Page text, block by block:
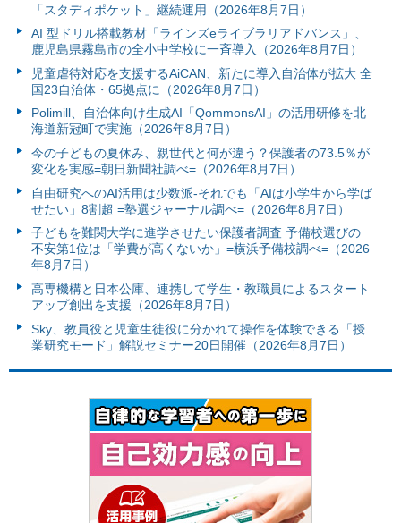
「スタディポケット」継続運用（2026年8月7日）
AI 型ドリル搭載教材「ラインズeライブラリアドバンス」、
鹿児島県霧島市の全小中学校に一斉導入（2026年8月7日）
児童虐待対応を支援するAiCAN、新たに導入自治体が拡大 全
国23自治体・65拠点に（2026年8月7日）
Polimill、自治体向け生成AI「QommonsAI」の活用研修を北
海道新冠町で実施（2026年8月7日）
今の子どもの夏休み、親世代と何が違う？保護者の73.5％が
変化を実感=朝日新聞社調べ=（2026年8月7日）
自由研究へのAI活用は少数派-それでも「AIは小学生から学ば
せたい」8割超 =塾選ジャーナル調べ=（2026年8月7日）
子どもを難関大学に進学させたい保護者調査 予備校選びの
不安第1位は「学費が高くないか」=横浜予備校調べ=（2026
年8月7日）
高専機構と日本公庫、連携して学生・教職員によるスタート
アップ創出を支援（2026年8月7日）
Sky、教員役と児童生徒役に分かれて操作を体験できる「授
業研究モード」解説セミナー20日開催（2026年8月7日）